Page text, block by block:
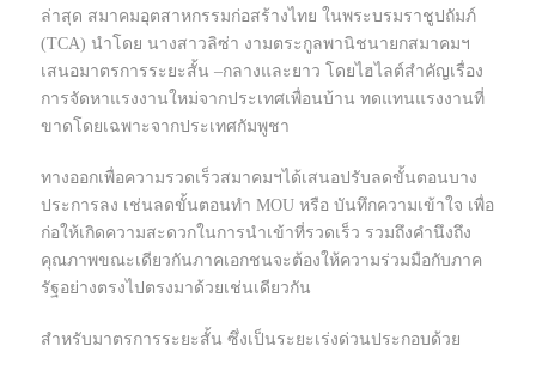
ล่าสุด สมาคมอุตสาหกรรมก่อสร้างไทย ในพระบรมราชูปถัมภ์
(TCA) นำโดย นางสาวลิซ่า งามตระกูลพานิชนายกสมาคมฯ
เสนอมาตรการระยะสั้น –กลางและยาว โดยไฮไลต์สำคัญเรื่อง
การจัดหาแรงงานใหม่จากประเทศเพื่อนบ้าน ทดแทนแรงงานที่
ขาดโดยเฉพาะจากประเทศกัมพูชา
ทางออกเพื่อความรวดเร็วสมาคมฯได้เสนอปรับลดขั้นตอนบาง
ประการลง เช่นลดขั้นตอนทำ MOU หรือ บันทึกความเข้าใจ เพื่อ
ก่อให้เกิดความสะดวกในการนำเข้าที่รวดเร็ว รวมถึงคำนึงถึง
คุณภาพขณะเดียวกันภาคเอกชนจะต้องให้ความร่วมมือกับภาค
รัฐอย่างตรงไปตรงมาด้วยเช่นเดียวกัน
สำหรับมาตรการระยะสั้น ซึ่งเป็นระยะเร่งด่วนประกอบด้วย